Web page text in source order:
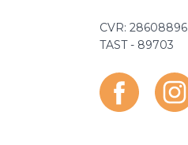
​​CVR: 28608896​​
​TAST - 89703